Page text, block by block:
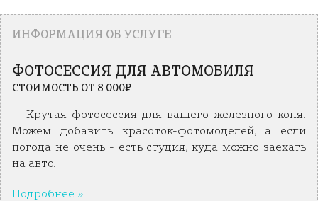
ИНФОРМАЦИЯ ОБ УСЛУГЕ
ФОТОСЕССИЯ ДЛЯ АВТОМОБИЛЯ
СТОИМОСТЬ ОТ 8 000₽
Крутая фотосессия для вашего железного коня.
Можем добавить красоток-фотомоделей, а если
погода не очень - есть студия, куда можно заехать
на авто.
Подробнее »